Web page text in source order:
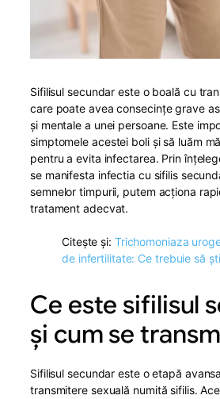
Sifilisul secundar este o boală cu
care poate avea consecințe grave
și mentale a unei persoane. Este
simptomele acestei boli și să luăm
pentru a evita infectarea. Prin
se manifesta infectia cu sifilis
semnelor timpurii, putem acționa
tratament adecvat.
Citește și: Trichomoniaza
de infertilitate: Ce trebuie să
Ce este sifilisul
și cum se
Sifilisul secundar este o etapă
transmitere sexuală numită sifilis.